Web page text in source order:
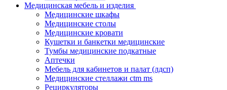
Медицинская мебель и изделия
Медицинские шкафы
Медицинские столы
Медицинские кровати
Кушетки и банкетки медицинские
Тумбы медицинские подкатные
Аптечки
Мебель для кабинетов и палат (лдсп)
Медицинские стеллажи ctm ms
Рециркуляторы